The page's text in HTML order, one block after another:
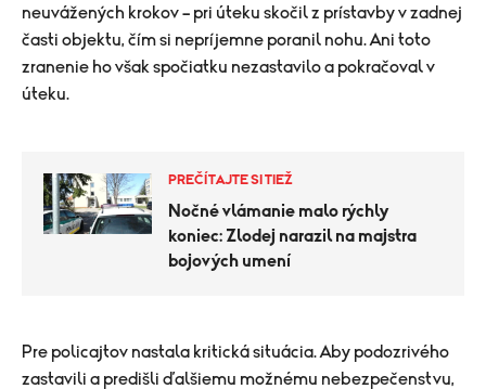
neuvážených krokov – pri úteku skočil z prístavby v zadnej
časti objektu, čím si nepríjemne poranil nohu. Ani toto
zranenie ho však spočiatku nezastavilo a pokračoval v
úteku.
PREČÍTAJTE SI TIEŽ
Nočné vlámanie malo rýchly
koniec: Zlodej narazil na majstra
bojových umení
Pre policajtov nastala kritická situácia. Aby podozrivého
zastavili a predišli ďalšiemu možnému nebezpečenstvu,